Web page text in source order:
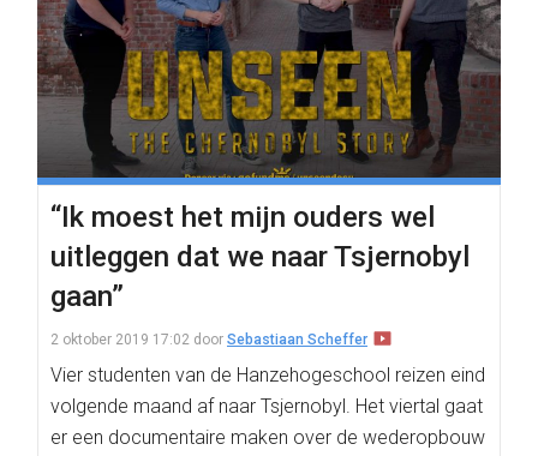
“Ik moest het mijn ouders wel
uitleggen dat we naar Tsjernobyl
gaan”
2 oktober 2019 17:02 door Sebastiaan Scheffer
Vier studenten van de Hanzehogeschool reizen eind
volgende maand af naar Tsjernobyl. Het viertal gaat
er een documentaire maken over de wederopbouw